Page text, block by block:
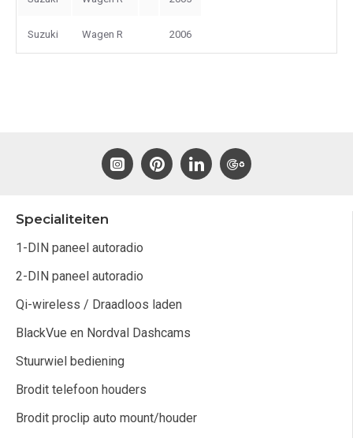
Suzuki Wagen R 2006
Specialiteiten
1-DIN paneel autoradio
2-DIN paneel autoradio
Qi-wireless / Draadloos laden
BlackVue en Nordval Dashcams
Stuurwiel bediening
Brodit telefoon houders
Brodit proclip auto mount/houder